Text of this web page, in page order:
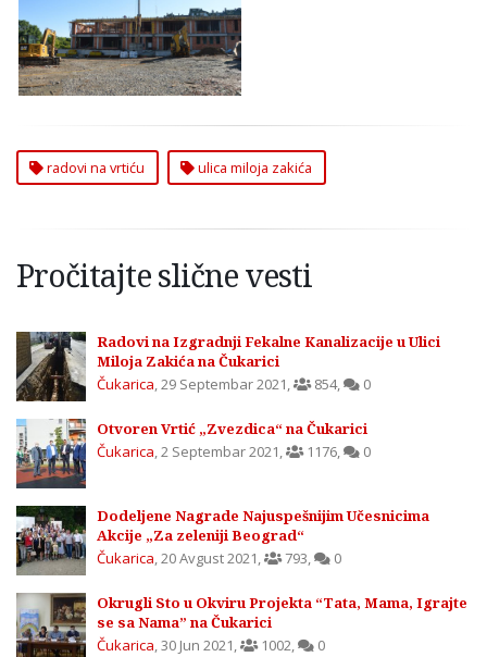
Ulici Miloja Zakića na
Čukarici
radovi na vrtiću ulica miloja zakića
Pročitajte slične vesti
Radovi na Izgradnji Fekalne Kanalizacije u Ulici
Miloja Zakića na Čukarici
Čukarica,29 Septembar 2021, 854, 0
Otvoren Vrtić „Zvezdica“ na Čukarici
Čukarica,2 Septembar 2021, 1176, 0
Dodeljene Nagrade Najuspešnijim Učesnicima
Akcije „Za zeleniji Beograd“
Čukarica,20 Avgust 2021, 793, 0
Okrugli Sto u Okviru Projekta “Tata, Mama, Igrajte
se sa Nama” na Čukarici
Čukarica,30 Jun 2021, 1002, 0